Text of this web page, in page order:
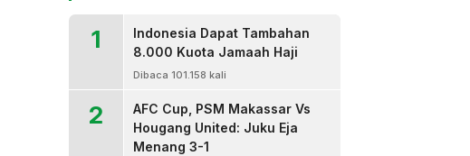
1
Indonesia Dapat Tambahan
8.000 Kuota Jamaah Haji
Dibaca 101.158 kali
2
AFC Cup, PSM Makassar Vs
Hougang United: Juku Eja
Menang 3-1